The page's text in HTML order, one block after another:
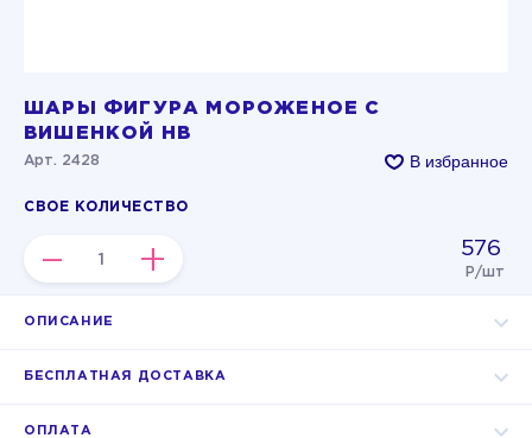
ШАРЫ ФИГУРА МОРОЖЕНОЕ С
ВИШЕНКОЙ HB
Арт. 2428 В избранное
СВОЕ КОЛИЧЕСТВО
– + 576
Р/шт
ОПИСАНИЕ
БЕСПЛАТНАЯ ДОСТАВКА
ОПЛАТА